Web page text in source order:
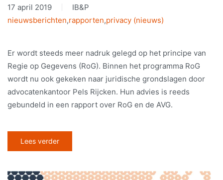
17 april 2019
IB&P
nieuwsberichten,rapporten,privacy (nieuws)
Er wordt steeds meer nadruk gelegd op het principe van
Regie op Gegevens (RoG). Binnen het programma RoG
wordt nu ook gekeken naar juridische grondslagen door
advocatenkantoor Pels Rijcken. Hun advies is reeds
gebundeld in een rapport over RoG en de AVG.
Lees verder